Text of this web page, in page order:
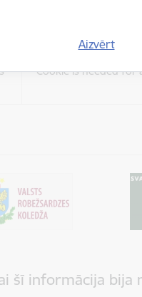
Aizvērt
kas jūs interesē
Cookie is needed for
šī informācija bija